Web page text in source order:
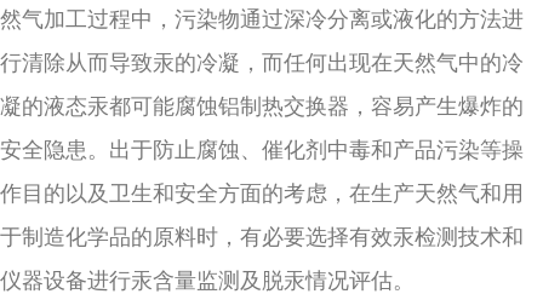
然气加工过程中，污染物通过深冷分离或液化的方法进
行清除从而导致汞的冷凝，而任何出现在天然气中的冷
凝的液态汞都可能腐蚀铝制热交换器，容易产生爆炸的
安全隐患。出于防止腐蚀、催化剂中毒和产品污染等操
作目的以及卫生和安全方面的考虑，在生产天然气和用
于制造化学品的原料时，有必要选择有效汞检测技术和
仪器设备进行汞含量监测及脱汞情况评估。